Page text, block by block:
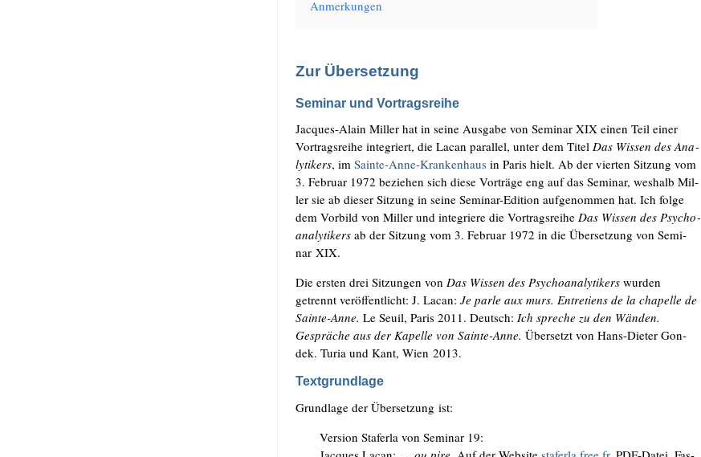
Anmer­kun­gen
Zur Übersetzung
Seminar und Vortragsreihe
Jac­ques-Alain Mil­ler hat in sei­ne Aus­ga­be von Semi­nar XIX einen Teil einer
Vor­trags­rei­he inte­griert, die Lacan par­al­lel, unter dem TitelDas Wis­sen des Ana­
ly­ti­kers, imSain­te-Anne-Kran­ken­haus in Paris hielt. Ab der vier­ten Sit­zung vom
3. Febru­ar 1972 bezie­hen sich die­se Vor­trä­ge eng auf das Semi­nar, wes­halb Mil­
ler sie ab die­ser Sit­zung in sei­ne Semi­nar-Edi­ti­on auf­ge­nom­men hat. Ich fol­ge
dem Vor­bild von Mil­ler und inte­grie­re die Vor­trags­rei­heDas Wis­sen des Psy­cho­
ana­ly­ti­kers ab der Sit­zung vom 3. Febru­ar 1972 in die Über­set­zung von Semi­
nar XIX.
Die ers­ten drei Sit­zun­gen vonDas Wis­sen des Psy­cho­ana­ly­ti­kers wur­den
getrennt ver­öf­fent­licht: J. Lacan:Je par­le aux murs. Ent­re­ti­ens de la cha­pel­le de
Sain­te-Anne. Le Seuil, Paris 2011. Deutsch:Ich spre­che zu den Wän­den.
Gesprä­che aus der Kapel­le von Sain­te-Anne. Über­setzt von Hans-Die­ter Gon­
dek. Turia und Kant, Wien 2013.
Textgrundlage
Grund­la­ge der Über­set­zung ist:
Ver­si­on Sta­fer­la von Semi­nar 19: